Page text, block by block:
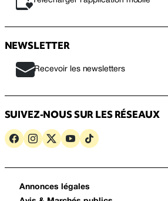
NEWSLETTER
Recevoir les newsletters
SUIVEZ-NOUS SUR LES RÉSEAUX
Annonces légales